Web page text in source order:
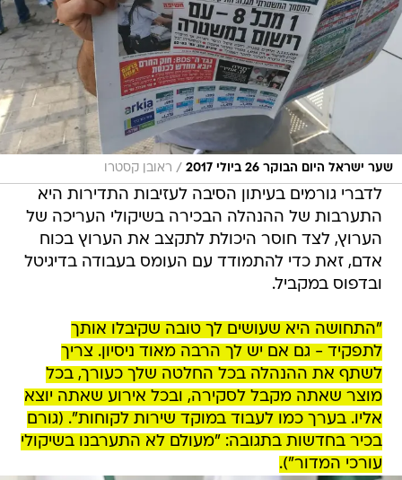
שער ישראל היום הבוקר 26 ביולי 2017 / ראובן קסטרו
לדברי גורמים בעיתון הסיבה לעזיבות התדירות היא
התערבות של ההנהלה הבכירה בשיקולי העריכה של
הערוץ, לצד חוסר היכולת לתקצב את הערוץ בכוח
אדם, זאת כדי להתמודד עם העומס בעבודה בדיגיטל
ובדפוס במקביל.
"התחושה היא שעושים לך טובה שקיבלו אותך
לתפקיד - גם אם יש לך הרבה מאוד ניסיון. צריך
לשתף את ההנהלה בכל החלטה שלך כעורך, בכל
מוצר שאתה מקבל לסקירה, ובכל אירוע שאתה יוצא
אליו. בערך כמו לעבוד במוקד שירות לקוחות". (גורם
בכיר בחדשות בתגובה: "מעולם לא התערבנו בשיקולי
עורכי המדור").